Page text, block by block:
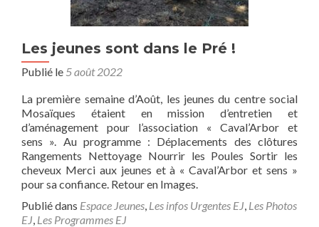
Les jeunes sont dans le Pré !
Publié le 5 août 2022
La première semaine d’Août, les jeunes du centre social
Mosaïques étaient en mission d’entretien et
d’aménagement pour l’association « Caval’Arbor et
sens ». Au programme : Déplacements des clôtures
Rangements Nettoyage Nourrir les Poules Sortir les
cheveux Merci aux jeunes et à « Caval’Arbor et sens »
pour sa confiance. Retour en Images.
Publié dans Espace Jeunes, Les infos Urgentes EJ, Les Photos
EJ, Les Programmes EJ